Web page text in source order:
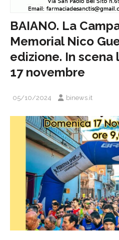
BAIANO. La
Memorial Nico
edizione. In scena
17 novembre
05/10/2024 binews.it